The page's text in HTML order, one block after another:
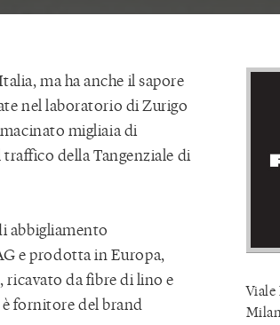
ma ha anche il sapore
nel laboratorio di Zurigo
migliaia di
della Tangenziale di
abbigliamento
e prodotta in Europa,
da fibre di lino e
fornitore del brand
Viale